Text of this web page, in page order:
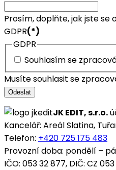
Prosím, doplňte, jak jste se
GDPR(*)
GDPR
Souhlasím se
Musíte souhlasit se
Odeslat
JK EDIT, s.r.o.
Kancelář: Areál Slatina,
Telefon: +420 725 175 483
Provozní doba: pondělí –
IČO: 053 32 877, DIČ: CZ